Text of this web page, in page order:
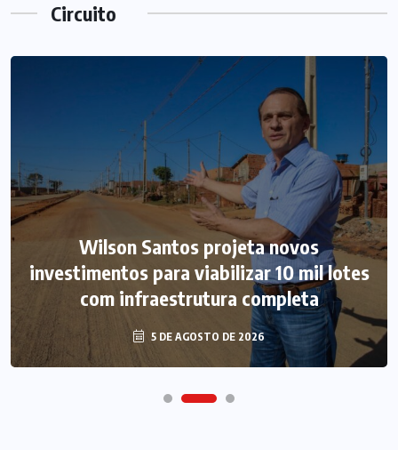
Circuito
Wilson Santos projeta novos
investimentos para viabilizar 10 mil lotes
com infraestrutura completa
5 DE AGOSTO DE 2026